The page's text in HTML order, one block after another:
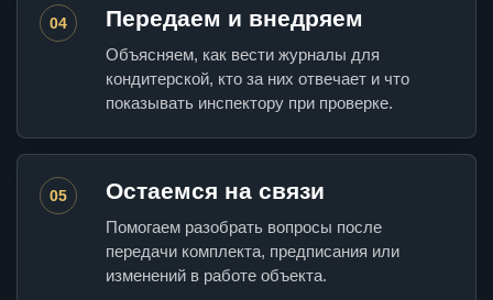
04 Передаем и внедряем
Объясняем, как вести журналы для
кондитерской, кто за них отвечает и что
показывать инспектору при проверке.
05 Остаемся на связи
Помогаем разобрать вопросы после
передачи комплекта, предписания или
изменений в работе объекта.